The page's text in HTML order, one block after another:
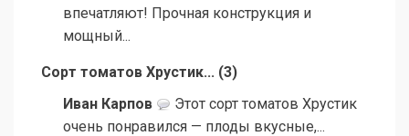
впечатляют! Прочная конструкция и
мощный...
Сорт томатов Хрустик... (3)
Иван Карпов
Этот сорт томатов Хрустик
очень понравился — плоды вкусные,...